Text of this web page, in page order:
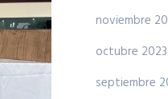
noviembre
octubre 2023
septiembre